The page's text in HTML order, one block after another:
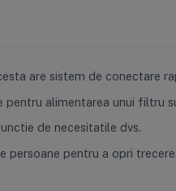
are sistem de conectare
alimentarea unui filtru
de necesitatile dvs.
pentru a opri